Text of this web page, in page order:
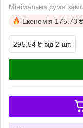
Мінімальна сума
Економія 175.73 ₴
295,54 ₴ від 2 шт.